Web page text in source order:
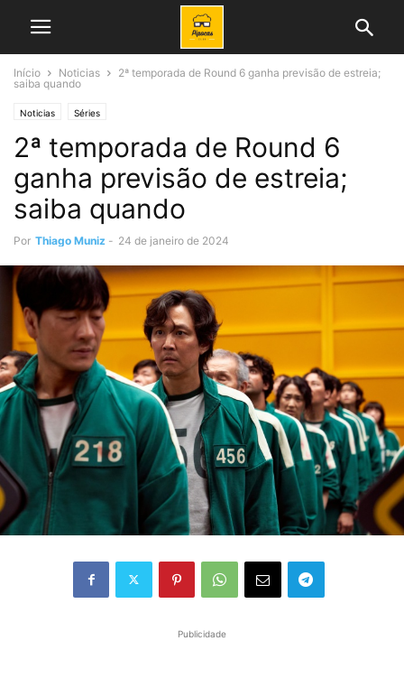
Início Noticias
2ª temporada de Round 6 ganha previsão de estreia;
saiba quando
Noticias Séries
2ª temporada de Round 6
ganha previsão de estreia;
saiba quando
Por Thiago Muniz - 24 de janeiro de 2024
Publicidade